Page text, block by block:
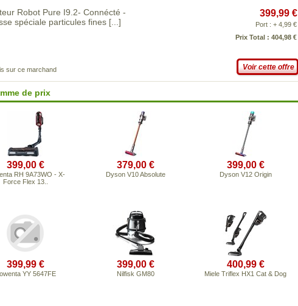
Robot Pure I9.2- Connécté -
spéciale particules fines [...]
sur ce marchand
399,99 €
Port : + 4,99 €
Prix Total : 404,98 €
Voir cette offre
de prix
399,00 €
RH 9A73WO - X-
Force Flex 13..
379,00 €
Dyson V10 Absolute
399,00 €
Dyson V12 Origin
399,99 €
YY 5647FE
399,00 €
Nilfisk GM80
400,99 €
Miele Triflex HX1 Cat & Dog